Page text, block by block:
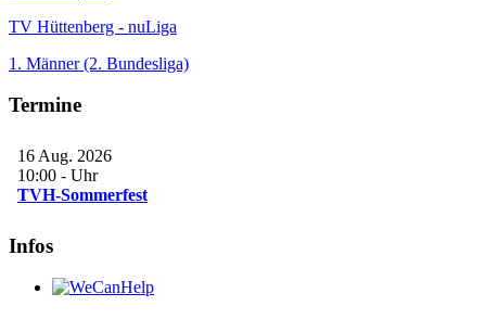
TV Hüttenberg - nuLiga
1. Männer (2. Bundesliga)
Termine
16 Aug. 2026
10:00 - Uhr
TVH-Sommerfest
Infos